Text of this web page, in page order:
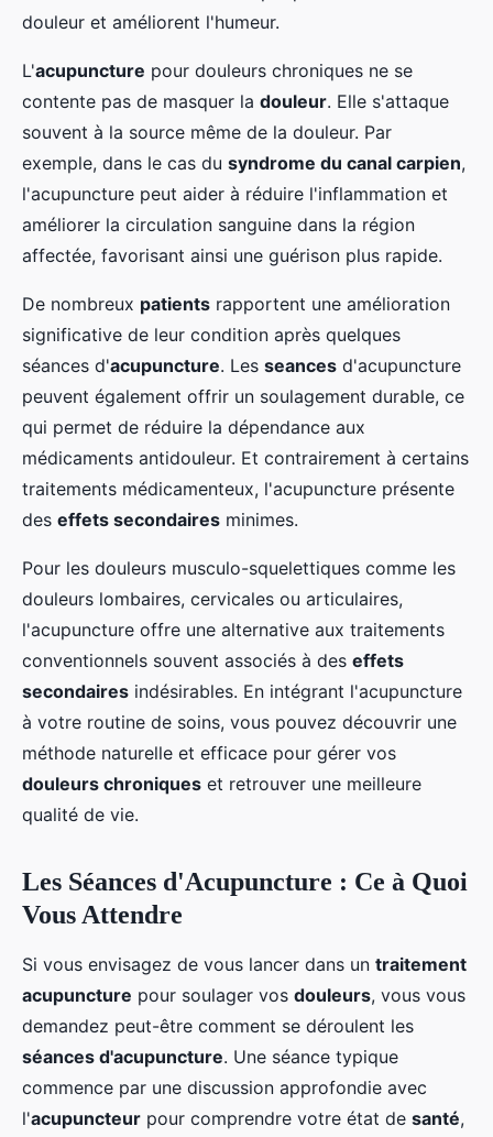
douleur et améliorent l'humeur.
L'acupuncture pour douleurs chroniques ne se
contente pas de masquer la douleur. Elle s'attaque
souvent à la source même de la douleur. Par
exemple, dans le cas du syndrome du canal carpien,
l'acupuncture peut aider à réduire l'inflammation et
améliorer la circulation sanguine dans la région
affectée, favorisant ainsi une guérison plus rapide.
De nombreux patients rapportent une amélioration
significative de leur condition après quelques
séances d'acupuncture. Les seances d'acupuncture
peuvent également offrir un soulagement durable, ce
qui permet de réduire la dépendance aux
médicaments antidouleur. Et contrairement à certains
traitements médicamenteux, l'acupuncture présente
des effets secondaires minimes.
Pour les douleurs musculo-squelettiques comme les
douleurs lombaires, cervicales ou articulaires,
l'acupuncture offre une alternative aux traitements
conventionnels souvent associés à des effets
secondaires indésirables. En intégrant l'acupuncture
à votre routine de soins, vous pouvez découvrir une
méthode naturelle et efficace pour gérer vos
douleurs chroniques et retrouver une meilleure
qualité de vie.
Les Séances d'Acupuncture : Ce à Quoi
Vous Attendre
Si vous envisagez de vous lancer dans un traitement
acupuncture pour soulager vos douleurs, vous vous
demandez peut-être comment se déroulent les
séances d'acupuncture. Une séance typique
commence par une discussion approfondie avec
l'acupuncteur pour comprendre votre état de santé,